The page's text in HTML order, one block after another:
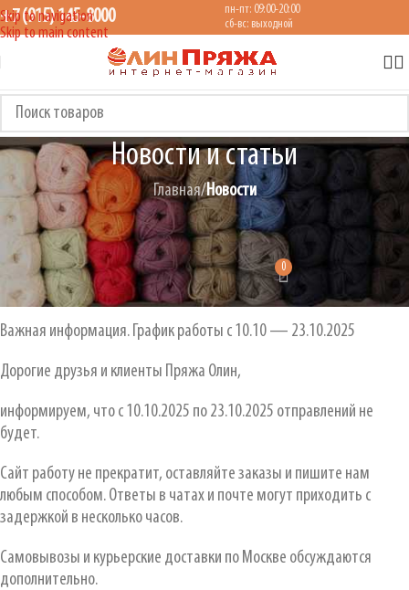
Skip to navigation
Skip to main content
+7 (915) 145-8000
пн-пт: 09:00-20:00
сб-вс: выходной
Новости и статьи
Главная/Новости
НОВОСТИ
Важная информация. График работы с 10.10 — 23.10.2025
ОЛИН ПряжаOn 09.10.2025
0
Важная информация. График работы с 10.10 — 23.10.2025
Дорогие друзья и клиенты Пряжа Олин,
информируем, что с 10.10.2025 по 23.10.2025 отправлений не
будет.
Сайт работу не прекратит, оставляйте заказы и пишите нам
любым способом. Ответы в чатах и почте могут приходить с
задержкой в несколько часов.
Самовывозы и курьерские доставки по Москве обсуждаются
дополнительно.